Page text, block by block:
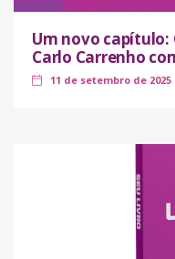
Um novo capítulo:
Carlo Carrenho
11 de setembro de 2025